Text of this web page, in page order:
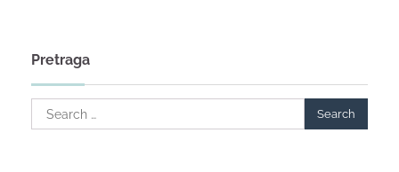
Pretraga
Search
for: